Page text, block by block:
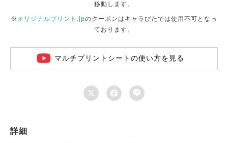
移動します。
※ オリジナルプリント.jpのクーポンはキャラぴたでは使用不可となっ
ております。
マルチプリントシートの使い方を見る
  
詳細